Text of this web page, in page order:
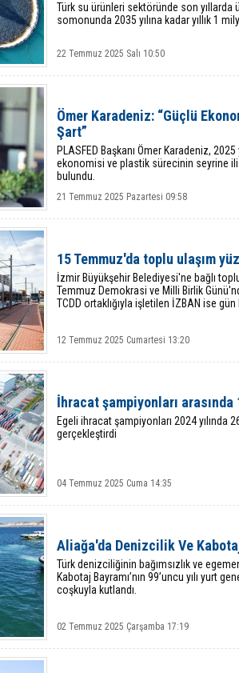
Türk su ürünleri sektöründe son yıllarda
somonunda 2035 yılına kadar yıllık 1
22 Temmuz 2025 Salı 10:50
Ömer Karadeniz: “Güçlü
Şart”
PLASFED Başkanı Ömer Karadeniz, 2025
ekonomisi ve plastik sürecinin seyrine
bulundu.
21 Temmuz 2025 Pazartesi 09:58
15 Temmuz'da toplu ulaşım
İzmir Büyükşehir Belediyesi'ne bağlı
Temmuz Demokrasi ve Milli Birlik
TCDD ortaklığıyla işletilen İZBAN ise
12 Temmuz 2025 Cumartesi 13:20
İhracat şampiyonları arasında
Egeli ihracat şampiyonları 2024 yılında
gerçekleştirdi
04 Temmuz 2025 Cuma 14:35
Aliağa'da Denizcilik Ve
Türk denizciliğinin bağımsızlık ve
Kabotaj Bayramı’nın 99’uncu yılı yurt
coşkuyla kutlandı.
02 Temmuz 2025 Çarşamba 17:19